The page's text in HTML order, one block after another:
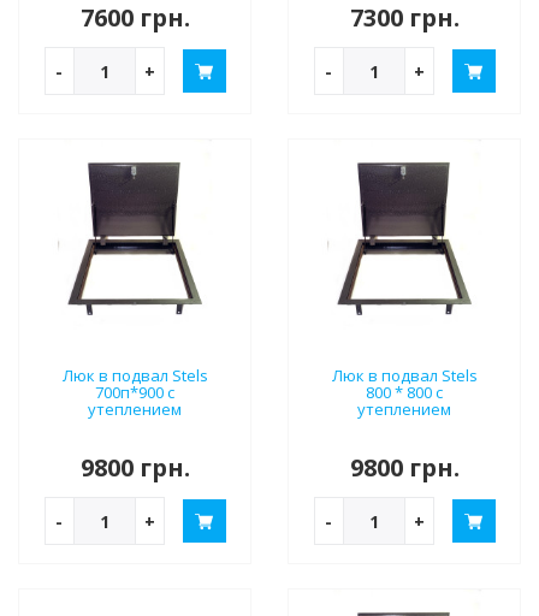
7600 грн.
- +
7300 грн.
- +
Люк в подвал Stels
700п*900 с
утеплением
9800 грн.
- +
Люк в подвал Stels
800 * 800 с
утеплением
9800 грн.
- +